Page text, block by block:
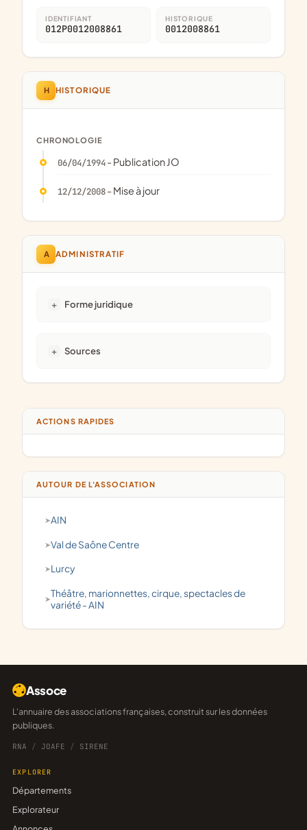
IDENTIFIANT
012P0012008861
HISTORIQUE
0012008861
H HISTORIQUE
CHRONOLOGIE
06/04/1994- Publication JO
12/12/2008- Mise à jour
A ADMINISTRATIF
Forme juridique
Sources
ACTIONS RAPIDES
AUTOUR DE L'ASSOCIATION
AIN
Val de Saône Centre
Lurcy
théâtre, marionnettes, cirque, spectacles de
variété - AIN
Assoce
L'annuaire des associations françaises, construit sur les données
publiques.
RNA / JOAFE / SIRENE
EXPLORER
Départements
Explorateur